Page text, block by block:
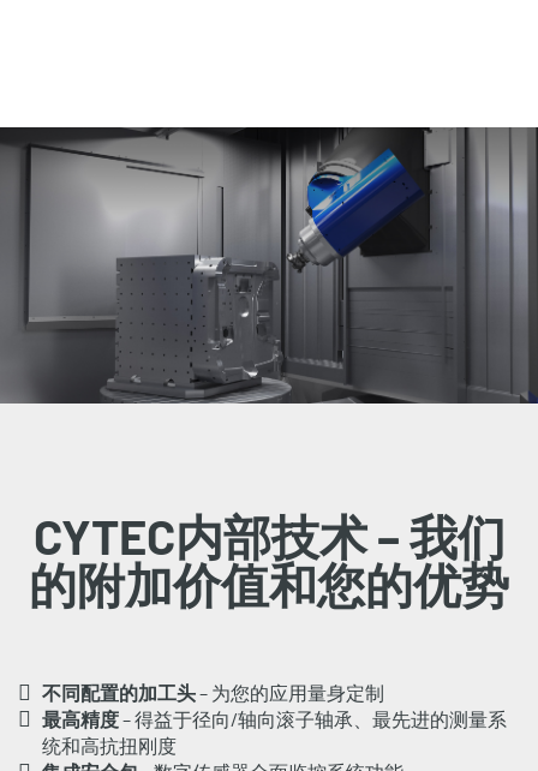
CYTEC内部技术 – 我们
的附加价值和您的优势
不同配置的加工头– 为您的应用量身定制
最高精度– 得益于径向/轴向滚子轴承、最先进的测量系
统和高抗扭刚度